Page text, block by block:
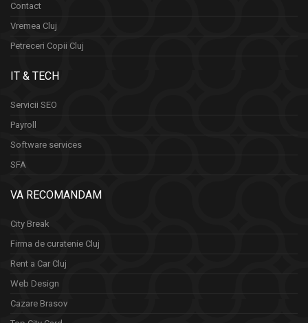
Contact
Vremea Cluj
Petreceri Copii Cluj
IT & TECH
Servicii SEO
Payroll
Software services
SFA
VA RECOMANDAM
City Break
Firma de curatenie Cluj
Rent a Car Cluj
Web Design
Cazare Brasov